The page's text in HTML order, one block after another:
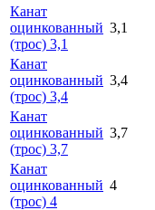
Канат
оцинкованный
(трос) 3,1
3,1
Канат
оцинкованный
(трос) 3,4
3,4
Канат
оцинкованный
(трос) 3,7
3,7
Канат
оцинкованный
(трос) 4
4